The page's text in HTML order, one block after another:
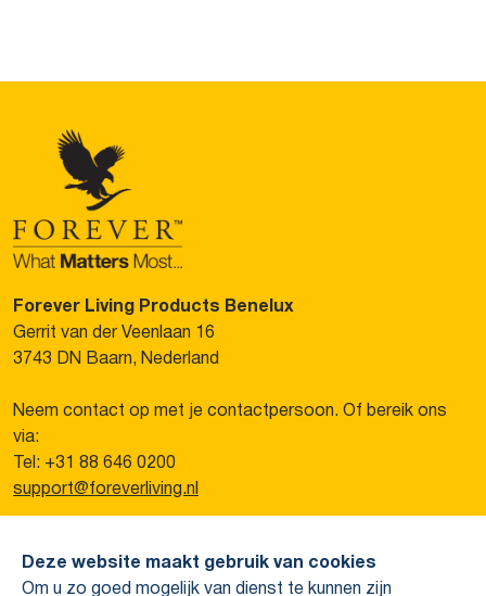
Deze website maakt gebruik van cookies
Om u zo goed mogelijk van dienst te kunnen zijn
Forever Living Products Benelux
Gerrit van der Veenlaan 16
3743 DN Baarn, Nederland
Neem contact op met je contactpersoon. Of bereik ons
via:
Tel: +31 88 646 0200
support@foreverliving.nl
Privacy verklaring